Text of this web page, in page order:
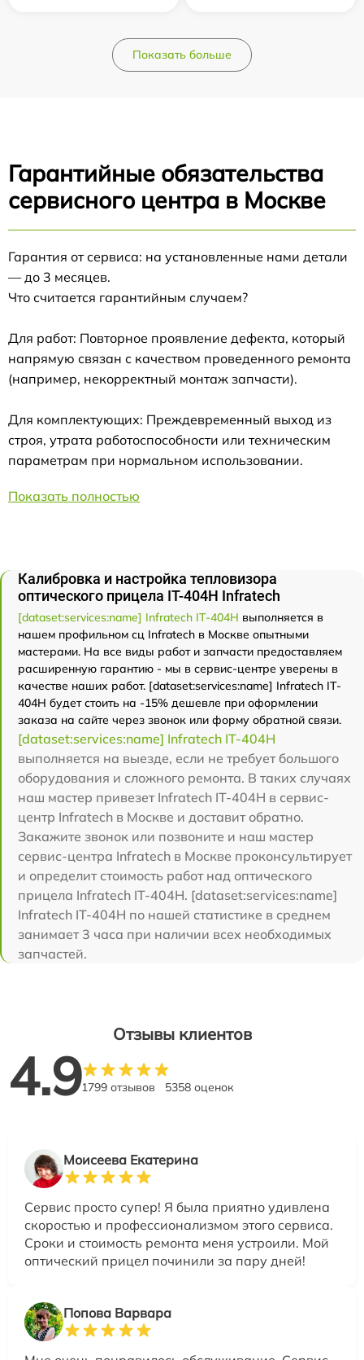
Показать больше
Гарантийные обязательства
сервисного центра в Москве
Гарантия от сервиса: на установленные нами детали
— до 3 месяцев.
Что считается гарантийным случаем?
Для работ: Повторное проявление дефекта, который
напрямую связан с качеством проведенного ремонта
(например, некорректный монтаж запчасти).
Для комплектующих: Преждевременный выход из
строя, утрата работоспособности или техническим
параметрам при нормальном использовании.
Показать полностью
Калибровка и настройка тепловизора
оптического прицела IT-404H Infratech
[dataset:services:name] Infratech IT-404H выполняется в
нашем профильном сц Infratech в Москве опытными
мастерами. На все виды работ и запчасти предоставляем
расширенную гарантию - мы в сервис-центре уверены в
качестве наших работ. [dataset:services:name] Infratech IT-
404H будет стоить на -15% дешевле при оформлении
заказа на сайте через звонок или форму обратной связи.
[dataset:services:name] Infratech IT-404H
выполняется на выезде, если не требует большого
оборудования и сложного ремонта. В таких случаях
наш мастер привезет Infratech IT-404H в сервис-
центр Infratech в Москве и доставит обратно.
Закажите звонок или позвоните и наш мастер
сервис-центра Infratech в Москве проконсультирует
и определит стоимость работ над оптического
прицела Infratech IT-404H. [dataset:services:name]
Infratech IT-404H по нашей статистике в среднем
занимает 3 часа при наличии всех необходимых
запчастей.
Отзывы клиентов
4.91799 отзывов 5358 оценок
Моисеева Екатерина
Сервис просто супер! Я была приятно удивлена
скоростью и профессионализмом этого сервиса.
Сроки и стоимость ремонта меня устроили. Мой
оптический прицел починили за пару дней!
Попова Варвара